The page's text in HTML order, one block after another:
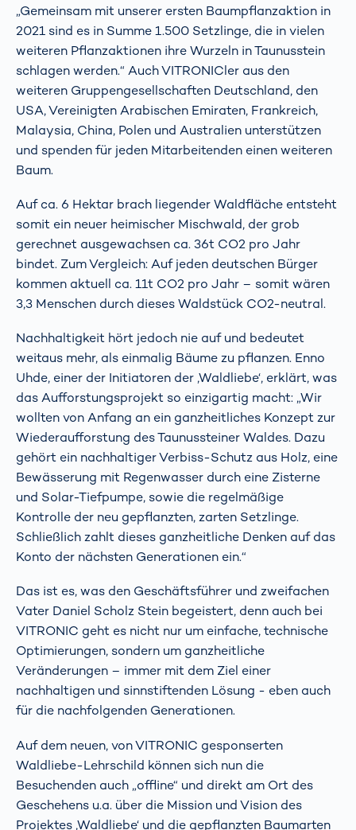
„Gemeinsam mit unserer ersten Baumpflanzaktion in
2021 sind es in Summe 1.500 Setzlinge, die in vielen
weiteren Pflanzaktionen ihre Wurzeln in Taunusstein
schlagen werden.“ Auch VITRONICler aus den
weiteren Gruppengesellschaften Deutschland, den
USA, Vereinigten Arabischen Emiraten, Frankreich,
Malaysia, China, Polen und Australien unterstützen
und spenden für jeden Mitarbeitenden einen weiteren
Baum.
Auf ca. 6 Hektar brach liegender Waldfläche entsteht
somit ein neuer heimischer Mischwald, der grob
gerechnet ausgewachsen ca. 36t CO2 pro Jahr
bindet. Zum Vergleich: Auf jeden deutschen Bürger
kommen aktuell ca. 11t CO2 pro Jahr – somit wären
3,3 Menschen durch dieses Waldstück CO2-neutral.
Nachhaltigkeit hört jedoch nie auf und bedeutet
weitaus mehr, als einmalig Bäume zu pflanzen. Enno
Uhde, einer der Initiatoren der ‚Waldliebe‘, erklärt, was
das Aufforstungsprojekt so einzigartig macht: „Wir
wollten von Anfang an ein ganzheitliches Konzept zur
Wiederaufforstung des Taunussteiner Waldes. Dazu
gehört ein nachhaltiger Verbiss-Schutz aus Holz, eine
Bewässerung mit Regenwasser durch eine Zisterne
und Solar-Tiefpumpe, sowie die regelmäßige
Kontrolle der neu gepflanzten, zarten Setzlinge.
Schließlich zahlt dieses ganzheitliche Denken auf das
Konto der nächsten Generationen ein.“
Das ist es, was den Geschäftsführer und zweifachen
Vater Daniel Scholz Stein begeistert, denn auch bei
VITRONIC geht es nicht nur um einfache, technische
Optimierungen, sondern um ganzheitliche
Veränderungen – immer mit dem Ziel einer
nachhaltigen und sinnstiftenden Lösung - eben auch
für die nachfolgenden Generationen.
Auf dem neuen, von VITRONIC gesponserten
Waldliebe-Lehrschild können sich nun die
Besuchenden auch „offline“ und direkt am Ort des
Geschehens u.a. über die Mission und Vision des
Projektes ‚Waldliebe‘ und die gepflanzten Baumarten